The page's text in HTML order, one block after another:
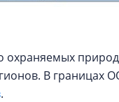
В границах
.